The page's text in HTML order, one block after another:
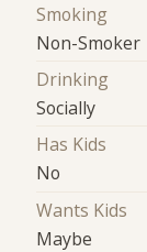
Smoking
Non-Smoker
Drinking
Socially
Has Kids
No
Wants Kids
Maybe